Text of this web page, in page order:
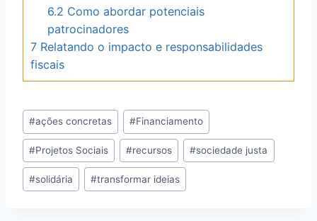
6.2 Como abordar potenciais
patrocinadores
7 Relatando o impacto e responsabilidades
fiscais
Post
Tags:
#ações concretas #Financiamento
#Projetos Sociais #recursos #sociedade justa
#solidária #transformar ideias